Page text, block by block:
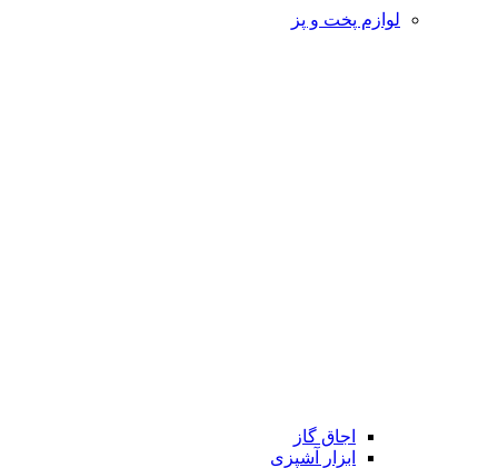
لوازم پخت و پز
اجاق گاز
ابزار آشپزی